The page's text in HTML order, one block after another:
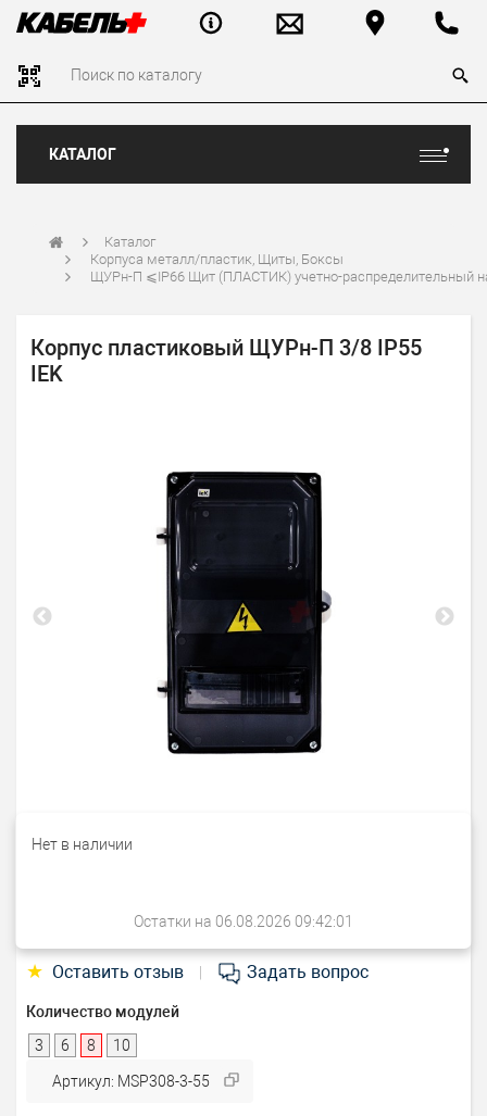
КАТАЛОГ
Каталог
Корпуса металл/пластик, Щиты, Боксы
ЩУРн-П ⩽IP66 Щит (ПЛАСТИК) учетно-распределительный
Корпус пластиковый ЩУРн-П 3/8 IP55
IEK
Нет в наличии
Остатки на 06.08.2026 09:42:01
★ Оставить отзыв Задать вопрос
Количество модулей
3
6 8 10
Артикул: MSP308-3-55